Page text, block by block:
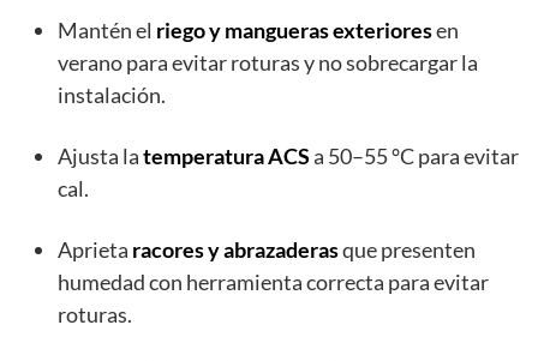
Mantén el riego y mangueras exterioresen
verano para evitar roturas y no sobrecargar la
instalación.
Ajusta latemperatura ACSa 50–55 °C para evitar
cal.
Aprieta racores y abrazaderasque presenten
humedad con herramienta correcta para evitar
roturas.